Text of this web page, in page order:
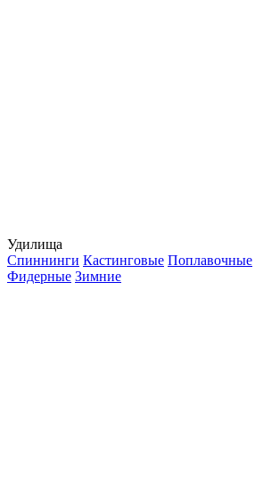
Удилища
Спиннинги Кастинговые Поплавочные
Фидерные Зимние